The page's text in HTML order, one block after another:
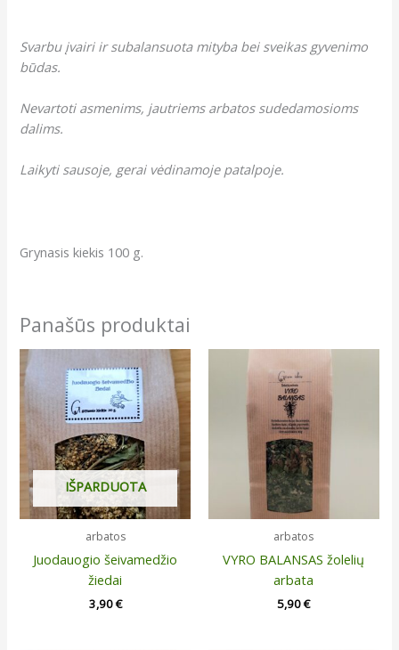
Svarbu įvairi ir subalansuota mityba bei sveikas gyvenimo
būdas.
Nevartoti asmenims, jautriems arbatos sudedamosioms
dalims.
Laikyti sausoje, gerai vėdinamoje patalpoje.
Grynasis kiekis 100 g.
Panašūs produktai
IŠPARDUOTA
arbatos
Juodauogio šeivamedžio
žiedai
3,90€
arbatos
VYRO BALANSAS žolelių
arbata
5,90€